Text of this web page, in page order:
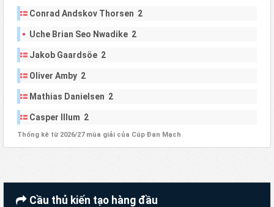
Conrad Andskov Thorsen 2
Uche Brian Seo Nwadike 2
Jakob Gaardsöe 2
Oliver Amby 2
Mathias Danielsen 2
Casper Illum 2
Thống kê từ 2026/27 mùa giải của Cúp Đan Mạch
Cầu thủ kiến tạo hàng đầu